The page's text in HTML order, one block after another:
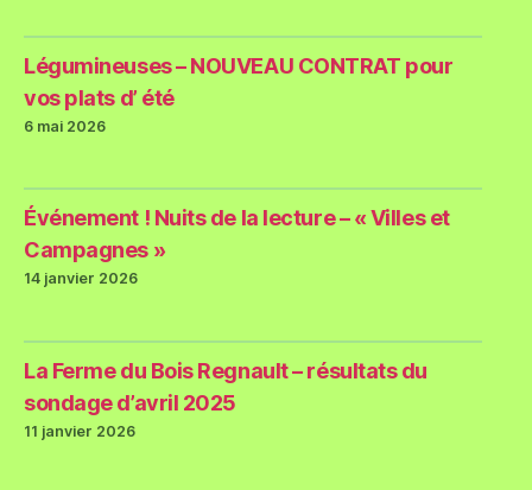
Légumineuses – NOUVEAU CONTRAT pour
vos plats d’ été
6 mai 2026
Événement ! Nuits de la lecture – « Villes et
Campagnes »
14 janvier 2026
La Ferme du Bois Regnault – résultats du
sondage d’avril 2025
11 janvier 2026